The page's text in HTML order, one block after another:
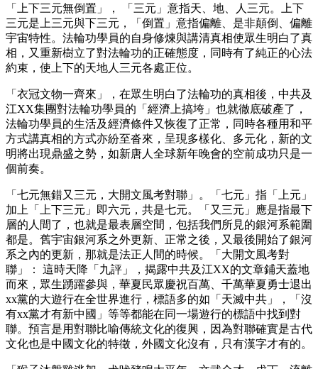
「上下三元無倒置」， 「三元」意指天、地、人三元。上下
三元是上三元與下三元，「倒置」意指偏離、是非顛倒、偏離
宇宙特性。法輪功學員的自身修煉與講清真相使眾生明白了真
相，又重新樹立了對法輪功的正確態度，同時有了純正的心法
約束，使上下的天地人三元各處正位。
「衣冠文物一齊來」，在眾生明白了法輪功的真相後，中共及
江XX集團對法輪功學員的「經濟上搞垮」也就徹底破產了，
法輪功學員的生活及經濟條件又恢復了正常，同時各種用和平
方式講真相的方式亦紛至沓來，呈現多樣化、多元化，新的文
明將出現鼎盛之勢，如新唐人全球新年晚會的空前成功只是一
個前奏。
「七元無錯又三元，大開文風考對聯」。「七元」指「上元」
加上「上下三元」即六元，共是七元。「又三元」應是指最下
層的人間了，也就是最表層空間，包括我們所見的銀河系範圍
都是。舊宇宙銀河系之外更新、正常之後，又最後開始了銀河
系之內的更新，那就是法正人間的時候。「大開文風考對
聯」： 這時天降「九評」，揭露中共及江XX的文章鋪天蓋地
而來，眾生踴躍參與，華夏民眾慶祝百萬、千萬華夏勇士退出
xx黨的大遊行在全世界進行，標語多的如「天滅中共」，「沒
有xx黨才有新中國」等等都能在同一場遊行的標語中找到對
聯。預言是用對聯比喻傳統文化的復興，因為對聯確實是古代
文化也是中國文化的特徵，外國文化沒有，只有漢字才有的。